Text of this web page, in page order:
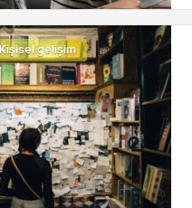
Kişisel gelişim